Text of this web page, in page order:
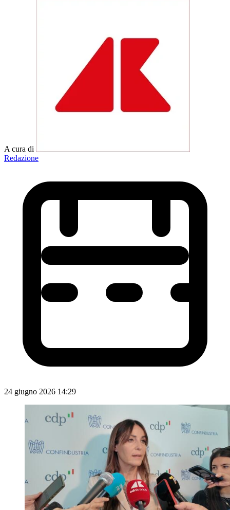
A cura di
Redazione
24 giugno 2026 14:29